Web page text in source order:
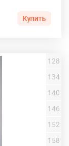
Купить
128
134
140
146
152
158